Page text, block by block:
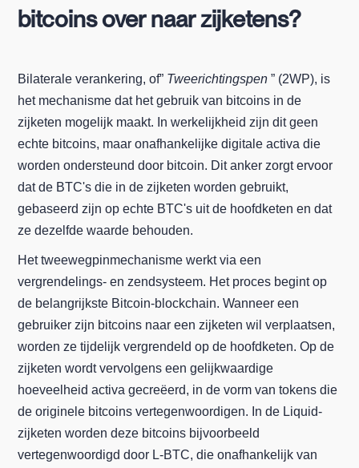
bitcoins over naar zijketens?
Bilaterale verankering, of” Tweerichtingspen ” (2WP), is
het mechanisme dat het gebruik van bitcoins in de
zijketen mogelijk maakt. In werkelijkheid zijn dit geen
echte bitcoins, maar onafhankelijke digitale activa die
worden ondersteund door bitcoin. Dit anker zorgt ervoor
dat de BTC's die in de zijketen worden gebruikt,
gebaseerd zijn op echte BTC's uit de hoofdketen en dat
ze dezelfde waarde behouden.
Het tweewegpinmechanisme werkt via een
vergrendelings- en zendsysteem. Het proces begint op
de belangrijkste Bitcoin-blockchain. Wanneer een
gebruiker zijn bitcoins naar een zijketen wil verplaatsen,
worden ze tijdelijk vergrendeld op de hoofdketen. Op de
zijketen wordt vervolgens een gelijkwaardige
hoeveelheid activa gecreëerd, in de vorm van tokens die
de originele bitcoins vertegenwoordigen. In de Liquid-
zijketen worden deze bitcoins bijvoorbeeld
vertegenwoordigd door L-BTC, die onafhankelijk van